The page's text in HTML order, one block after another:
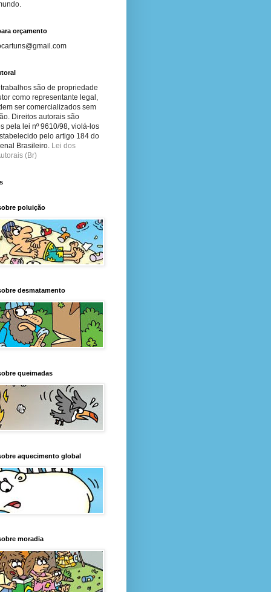
orçamento
são de propriedade
como representante legal,
ser comercializados sem
Direitos autorais são
pela lei nº 9610/98, violá-los
pelo artigo 184 do
Brasileiro. Lei dos
(Br)
poluição
desmatamento
queimadas
aquecimento global
moradia